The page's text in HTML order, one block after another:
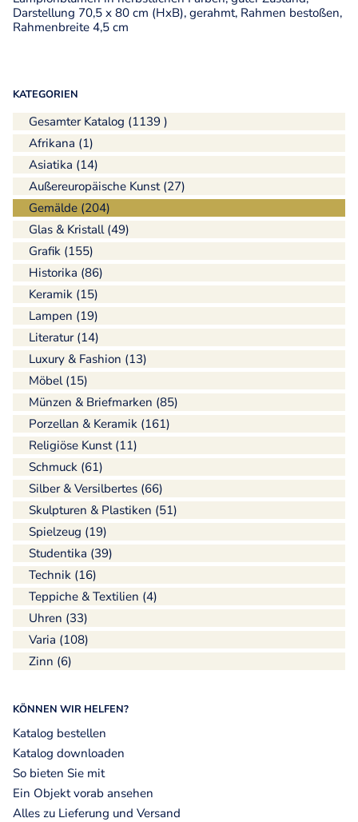
KATEGORIEN
Gesamter Katalog (1139 )
Afrikana (1)
Asiatika (14)
Außereuropäische Kunst (27)
Gemälde (204)
Glas & Kristall (49)
Grafik (155)
Historika (86)
Keramik (15)
Lampen (19)
Literatur (14)
Luxury & Fashion (13)
Möbel (15)
Münzen & Briefmarken (85)
Porzellan & Keramik (161)
Religiöse Kunst (11)
Schmuck (61)
Silber & Versilbertes (66)
Skulpturen & Plastiken (51)
Spielzeug (19)
Studentika (39)
Technik (16)
Teppiche & Textilien (4)
Uhren (33)
Varia (108)
Zinn (6)
KÖNNEN WIR HELFEN?
Katalog bestellen
Katalog downloaden
So bieten Sie mit
Ein Objekt vorab ansehen
Alles zu Lieferung und Versand
Darstellung 70,5 x 80 cm (HxB), gerahmt, Rahmen bestoßen,
Rahmenbreite 4,5 cm